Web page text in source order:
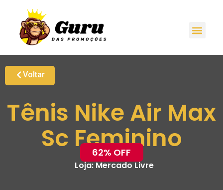
Voltar
Tênis Nike Air Max
Sc Feminino
62% OFF
Loja:Mercado Livre